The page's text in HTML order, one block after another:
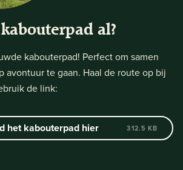
al?
kabouterpad! Perfect om samen
avontuur te gaan. Haal de route op bij
de link:
het kabouterpad hier 312.5 KB